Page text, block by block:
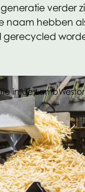
verder
naam hebben
gerecycled
in de
PE, PP of
in de rug